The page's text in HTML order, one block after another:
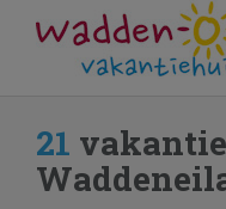
21